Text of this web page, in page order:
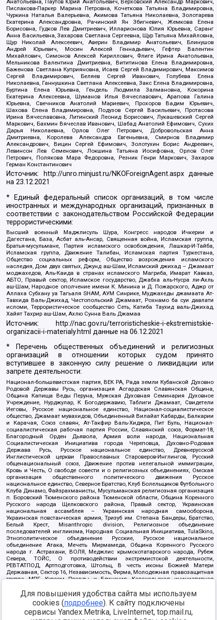
Анатольевна, Паутов Юрий Анатольевич, Верховский Александр Маркович,
Пислакова-Паркер Марина Петровна, Кочеткова Татьяна Владимировна,
Чуркина Наталья Валерьевна, Акимова Татьяна Николаевна, Золотарева
Екатерина Александровна, Рачинский Ян Збигневич, Жемкова Елена
Борисовна, Гудков Лев Дмитриевич, Илларионова Юлия Юрьевна, Саранг
Анна Васильевна, Захарова Светлана Сергеевна, Щур Татьяна Михайловна,
Щур Николай Алексеевич, Аверин Владимир Анатольевич, Блинушов
Андрей Юрьевич, Мосин Алексей Геннадьевич, Гефтер Валентин
Михайлович, Симонов Алексей Кириллович, Флиге Ирина Анатольевна,
Мельникова Валентина Дмитриевна, Вититинова Елена Владимировна,
Баженова Светлана Куприяновна, Исаев Сергей Владимирович, Максимов
Сергей Владимирович, Беляев Сергей Иванович, Голубева Елена
Николаевна, Ганнушкина Светлана Алексеевна, Закс Елена Владимировна,
Буртина Елена Юрьевна, Гендель Людмила Залмановна, Кокорина
Екатерина Алексеевна, Шуманов Илья Вячеславович, Арапова Галина
Юрьевна, Свечников Анатолий Мариевич, Прохоров Вадим Юрьевич,
Шахова Елена Владимировна, Подузов Сергей Васильевич, Протасова
Ирина Вячеславовна, Литинский Леонид Борисович, Лукашевский Сергей
Маркович, Бахмин Вячеслав Иванович, Шабад Анатолий Ефимович, Сухих
Дарья Николаевна, Орлов Олег Петрович, Добровольская Анна
Дмитриевна, Королева Александра Евгеньевна, Смирнов Владимир
Александрович, Вицин Сергей Ефимович, Золотухин Борис Андреевич,
Левинсон Лев Семенович, Локшина Татьяна Иосифовна, Орлов Олег
Петрович, Полякова Мара Федоровна, Резник Генри Маркович, Захаров
Герман Константинович
Источник: http://unro.minjust.ru/NKOForeignAgent.aspxданные
на23.12.2021
* Единый федеральный список организаций, в том числе
иностранных и международных организаций, признанных в
соответствии с законодательством Российской Федерации
террористическими:
Высший военный Маджлисуль Шура, Конгресс народов Ичкерии и
Дагестана, База, Асбат аль-Ансар, Священная война, Исламская группа,
Братья-мусульмане, Партия исламского освобождения, Лашкар-И-Тайба,
Исламская группа, Движение Талибан, Исламская партия Туркестана,
Общество социальных реформ, Общество возрождения исламского
наследия, Дом двух святых, Джунд аш-Шам, Исламский джихад – Джамаат
моджахедов, Аль-Каида в странах исламского Магриба, Имарат Кавказ,
АБТО, Правый сектор, Исламское государство, Джабха аль-Нусра ли-Ахль
аш-Шам, Народное ополчение имени К. Минина и Д. Пожарского, Аджр от
Аллаха Субхану уа Тагьаля SHAM, АУМ Синрике, Муджахеды джамаата Ат-
Тавхида Валь-Джихад, Чистопольский Джамаат, Рохнамо ба суи давлати
исломи, Террористическое сообщество Сеть, Катиба Таухид валь-Джихад,
Хайят Тахрир аш-Шам, Ахлю Сунна Валь Джамаа
Источник:
http://nac.gov.ru/terroristicheskie-i-ekstremistskie-
organizacii-i-materialy.html данные на06.12.2021
* Перечень общественных объединений и религиозных
организаций в отношении которых судом принято
вступившее в законную силу решение о ликвидации или
запрете деятельности:
Национал-большевистская партия, ВЕК РА, Рада земли Кубанской Духовно
Родовой Державы Русь, организация Асгардская Славянская Община,
Община Капища Веды Перуна, Мужская Духовная Семинария Духовное
Учреждение, Нурджулар, К Богодержавию, Таблиги Джамаат, Свидетели
Иеговы, Русское национальное единство, Национал-социалистическое
общество, Джамаат мувахидов, Объединенный Вилайат Кабарды, Балкарии
и Карачая, Союз славян, Ат-Такфир Валь-Хиджра, Пит Буль, Национал-
социалистическая рабочая партия России, Славянский союз, Формат-18,
Благородный Орден Дьявола, Армия воли народа, Национальная
Социалистическая Инициатива города Череповца, Духовно-Родовая
Держава Русь, Русское национальное единство, Древнерусской
Инглистической церкви Православных Староверов-Инглингов, Русский
общенациональный союз, Движение против нелегальной иммиграции,
Кровь и Честь, О свободе совести и о религиозных объединениях, Омская
организация общественного политического движения Русское
национальное единство, Северное Братство, Клуб Болельщиков Футбольного
Клуба Динамо, Файзрахманисты, Мусульманская религиозная организация
п. Боровский Тюменского района Тюменской области, Община Коренного
Русского народа Щелковского района, Правый сектор, Украинская
национальная ассамблея – Украинская народная самооборона,
Украинская повстанческая армия, Тризуб им. Степана Бандеры, Братство,
Белый Крест, Misanthropic division, Религиозное объединение
последователей инглиизма, Народная Социальная Инициатива, TulaSkins,
Этнополитическое объединение Русские, Русское национальное
объединение Атака, Мечеть Мирмамеда, Община Коренного Русского
народа г. Астрахани, ВОЛЯ, Меджлис крымскотатарского народа, Рубеж
Севера, ТОЙС, О противодействии экстремистской деятельности,
РЕВТАТПОД, Артподготовка, Штольц, В честь иконы Божией Матери
Державная, Сектор 16, Независимость, Фирма, Молодежная правозащитная
группа МПГ, Курсом Правды и Единения, Каракольская инициативная
Благотворительный пансионат Ак Умут, Русская республика Русь,
Арестантское уголовное единство, Башкорт, Нация и свобода, W.H.С., Фалунь
Дафа, Иртыш Ultras, Русский Патриотический клуб-Новокузнецк/РПК,
Сибирский державный союз, Фонд борьбы с коррупцией, Фонд защиты прав
Для повышения удобства сайта мы используем
cookies (подробнее). К сайту подключены
сервисы Yandex.Metrika, LiveInternet, top.mail.ru,